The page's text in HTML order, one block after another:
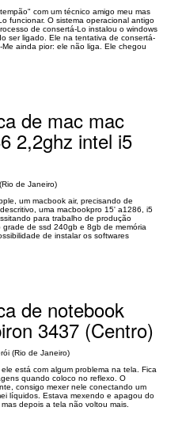
com um técnico amigo meu mas
funcionar. O sistema operacional antigo
de consertá-Lo instalou o windows
ser ligado. Ele na tentativa de consertá-
ainda pior: ele não liga. Ele chegou
de mac mac
2,2ghz intel i5
de Janeiro)
um macbook air, precisando de
uma macbookpro 15' a1286, i5
para trabalho de produção
de ssd 240gb e 8gb de memória
de instalar os softwares
de notebook
3437 (Centro)
(Rio de Janeiro)
está com algum problema na tela. Fica
quando coloco no reflexo. O
consigo mexer nele conectando um
líquidos. Estava mexendo e apagou do
depois a tela não voltou mais.